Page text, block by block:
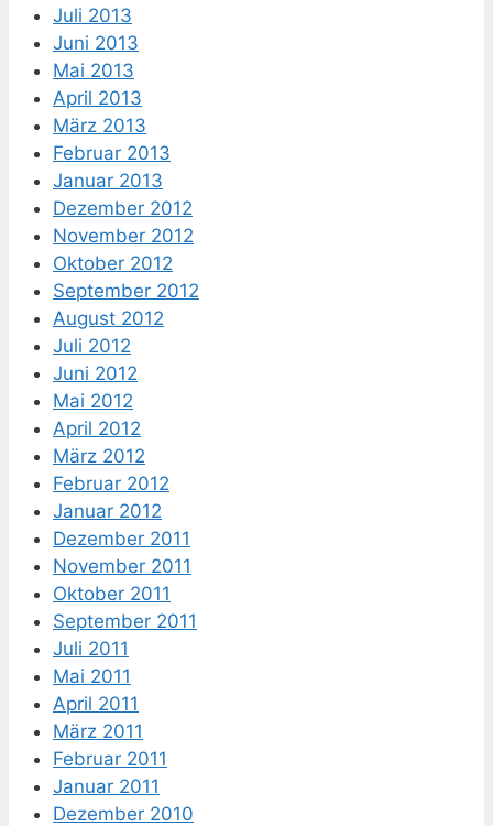
Juli 2013
Juni 2013
Mai 2013
April 2013
März 2013
Februar 2013
Januar 2013
Dezember 2012
November 2012
Oktober 2012
September 2012
August 2012
Juli 2012
Juni 2012
Mai 2012
April 2012
März 2012
Februar 2012
Januar 2012
Dezember 2011
November 2011
Oktober 2011
September 2011
Juli 2011
Mai 2011
April 2011
März 2011
Februar 2011
Januar 2011
Dezember 2010